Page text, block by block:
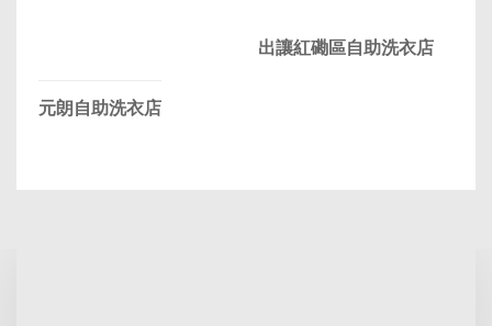
出讓紅磡區自助洗衣店
元朗自助洗衣店